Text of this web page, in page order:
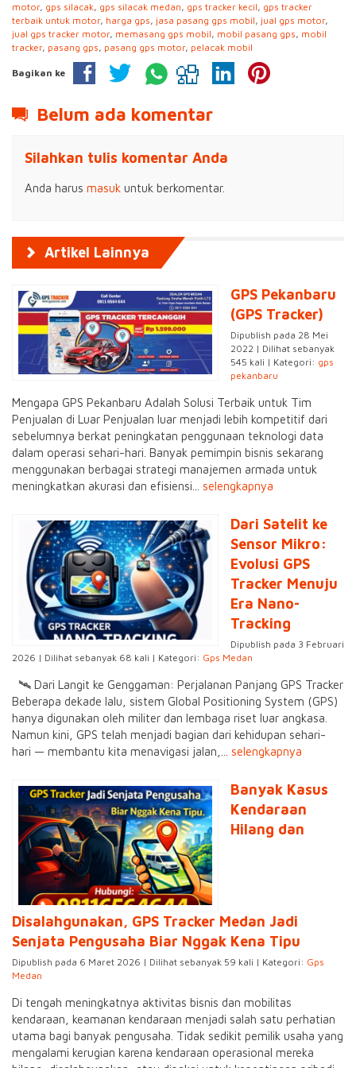
motor, gps silacak, gps silacak medan, gps tracker kecil, gps tracker
terbaik untuk motor, harga gps, jasa pasang gps mobil, jual gps motor,
jual gps tracker motor, memasang gps mobil, mobil pasang gps, mobil
tracker, pasang gps, pasang gps motor, pelacak mobil
Bagikan ke
Belum ada komentar
Silahkan tulis komentar Anda
Anda harus masuk untuk berkomentar.
Artikel Lainnya
GPS Pekanbaru
(GPS Tracker)
Dipublish pada 28 Mei
2022 | Dilihat sebanyak
545 kali | Kategori: gps
pekanbaru
Mengapa GPS Pekanbaru Adalah Solusi Terbaik untuk Tim
Penjualan di Luar Penjualan luar menjadi lebih kompetitif dari
sebelumnya berkat peningkatan penggunaan teknologi data
dalam operasi sehari-hari. Banyak pemimpin bisnis sekarang
menggunakan berbagai strategi manajemen armada untuk
meningkatkan akurasi dan efisiensi... selengkapnya
Dari Satelit ke
Sensor Mikro:
Evolusi GPS
Tracker Menuju
Era Nano-
Tracking
Dipublish pada 3 Februari
2026 | Dilihat sebanyak 68 kali | Kategori: Gps Medan
🛰️ Dari Langit ke Genggaman: Perjalanan Panjang GPS Tracker
Beberapa dekade lalu, sistem Global Positioning System (GPS)
hanya digunakan oleh militer dan lembaga riset luar angkasa.
Namun kini, GPS telah menjadi bagian dari kehidupan sehari-
hari — membantu kita menavigasi jalan,... selengkapnya
Banyak Kasus
Kendaraan
Hilang dan
Disalahgunakan, GPS Tracker Medan Jadi
Senjata Pengusaha Biar Nggak Kena Tipu
Dipublish pada 6 Maret 2026 | Dilihat sebanyak 59 kali | Kategori: Gps
Medan
Di tengah meningkatnya aktivitas bisnis dan mobilitas
kendaraan, keamanan kendaraan menjadi salah satu perhatian
utama bagi banyak pengusaha. Tidak sedikit pemilik usaha yang
mengalami kerugian karena kendaraan operasional mereka